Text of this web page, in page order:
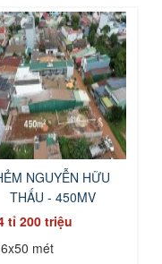
NGUYỄN HỮU
THẤU - 450MV
tỉ 200 triệu
6x50 mét